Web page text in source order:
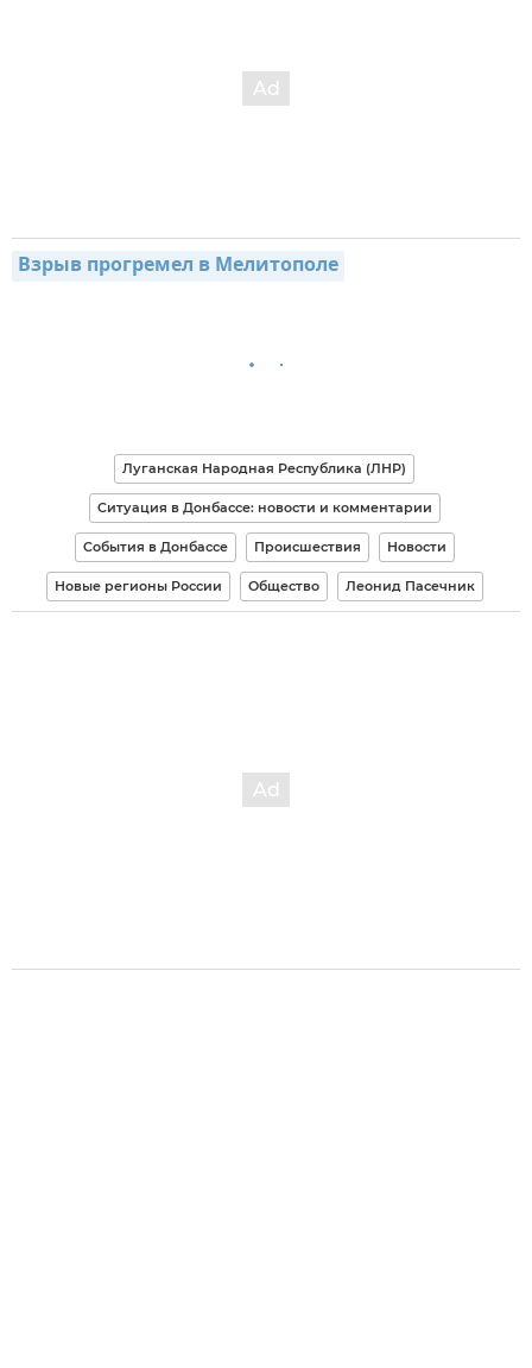
Взрыв прогремел в Мелитополе
Луганская Народная Республика (ЛНР)
Ситуация в Донбассе: новости и комментарии
События в Донбассе Происшествия Новости
Новые регионы России Общество Леонид Пасечник